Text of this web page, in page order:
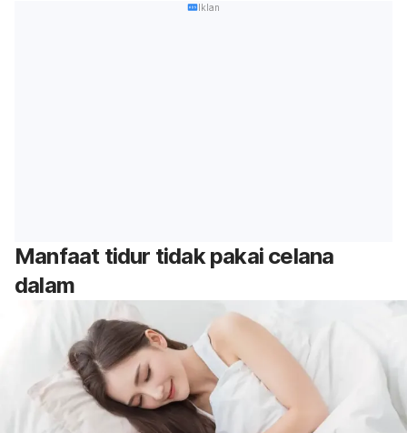
Iklan
Manfaat tidur tidak pakai celana
dalam